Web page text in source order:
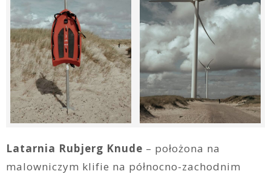
Latarnia Rubjerg Knude – położona na
malowniczym klifie na północno-zachodnim